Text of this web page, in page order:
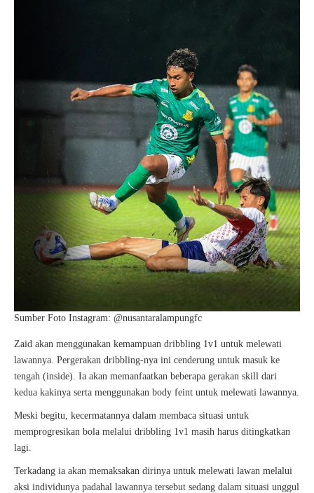
Sumber Foto Instagram: @nusantaralampungfc
Zaid akan menggunakan kemampuan dribbling 1v1 untuk melewati
lawannya. Pergerakan dribbling-nya ini cenderung untuk masuk ke
tengah (inside). Ia akan memanfaatkan beberapa gerakan skill dari
kedua kakinya serta menggunakan body feint untuk melewati lawannya.
Meski begitu, kecermatannya dalam membaca situasi untuk
memprogresikan bola melalui dribbling 1v1 masih harus ditingkatkan
lagi.
Terkadang ia akan memaksakan dirinya untuk melewati lawan melalui
aksi individunya padahal lawannya tersebut sedang dalam situasi unggul